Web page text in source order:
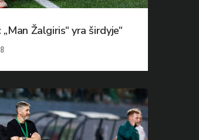
„Man Žalgiris“ yra širdyje“